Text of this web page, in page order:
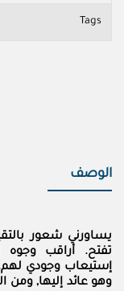
Tags
الوصف
يساورني شعور
تفتح. أراقب
إستيعاب وجودي
وهو عائد إليها, ومن